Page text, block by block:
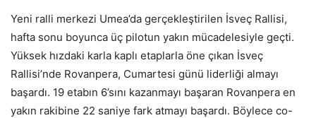
Yeni ralli merkezi Umea’da gerçekleştirilen İsveç Rallisi,
hafta sonu boyunca üç pilotun yakın mücadelesiyle geçti.
Yüksek hızdaki karla kaplı etaplarla öne çıkan İsveç
Rallisi’nde Rovanpera, Cumartesi günü liderliği almayı
başardı. 19 etabın 6’sını kazanmayı başaran Rovanpera en
yakın rakibine 22 saniye fark atmayı başardı. Böylece co-